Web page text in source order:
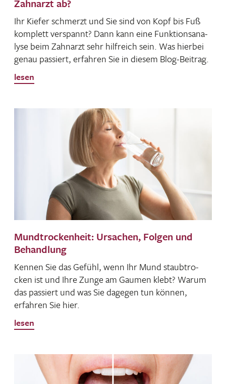
Zahnarzt ab?
Ihr Kiefer schmerzt und Sie sind von Kopf bis Fuß
komplett verspannt? Dann kann eine Funk­ti­ons­ana­
lyse beim Zahn­arzt sehr hilf­reich sein. Was hierbei
genau passiert, erfahren Sie in diesem Blog-Beitrag.
lesen
Mundtrockenheit: Ursachen, Folgen und
Behandlung
Kennen Sie das Gefühl, wenn Ihr Mund staub­tro­
cken ist und Ihre Zunge am Gaumen klebt? Warum
das passiert und was Sie dagegen tun können,
erfahren Sie hier.
lesen